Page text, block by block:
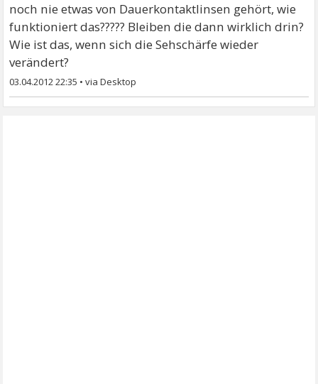
noch nie etwas von Dauerkontaktlinsen gehört, wie
funktioniert das????? Bleiben die dann wirklich drin?
Wie ist das, wenn sich die Sehschärfe wieder
verändert?
03.04.2012 22:35 •